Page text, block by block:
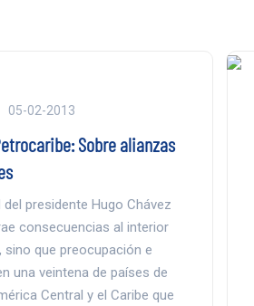
05-02-2013
Sobre alianzas
presidente Hugo Chávez
consecuencias al interior
sino que preocupación e
una veintena de países de
Central y el Caribe que